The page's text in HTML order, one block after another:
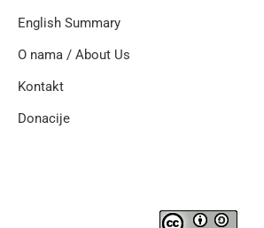
English Summary
O nama / About Us
Kontakt
Donacije